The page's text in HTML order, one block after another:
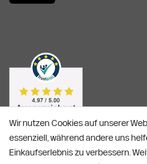
Wir nutzen Cookies auf unserer
essenziell, während andere uns
Einkaufserlebnis zu verbessern.